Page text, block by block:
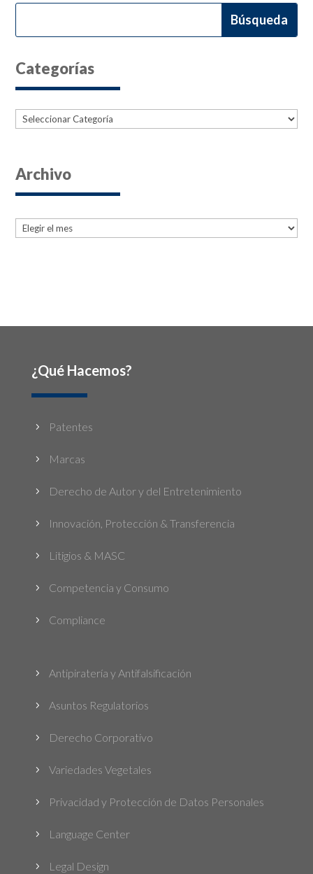
Categorías
Categorías
Archivo
Archives
¿Qué Hacemos?
5 Patentes
5 Marcas
5 Derecho de Autor y del Entretenimiento
5 Innovación, Protección & Transferencia
5 Litigios & MASC
5 Competencia y Consumo
5 Compliance
5 Antipiratería y Antifalsificación
5 Asuntos Regulatorios
5 Derecho Corporativo
5 Variedades Vegetales
5 Privacidad y Protección de Datos Personales
5 Language Center
5 Legal Design